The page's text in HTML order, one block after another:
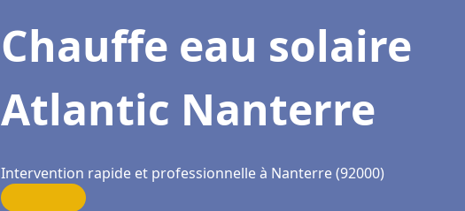
Chauffe eau solaire
Atlantic Nanterre
Intervention rapide et professionnelle à Nanterre (92000)